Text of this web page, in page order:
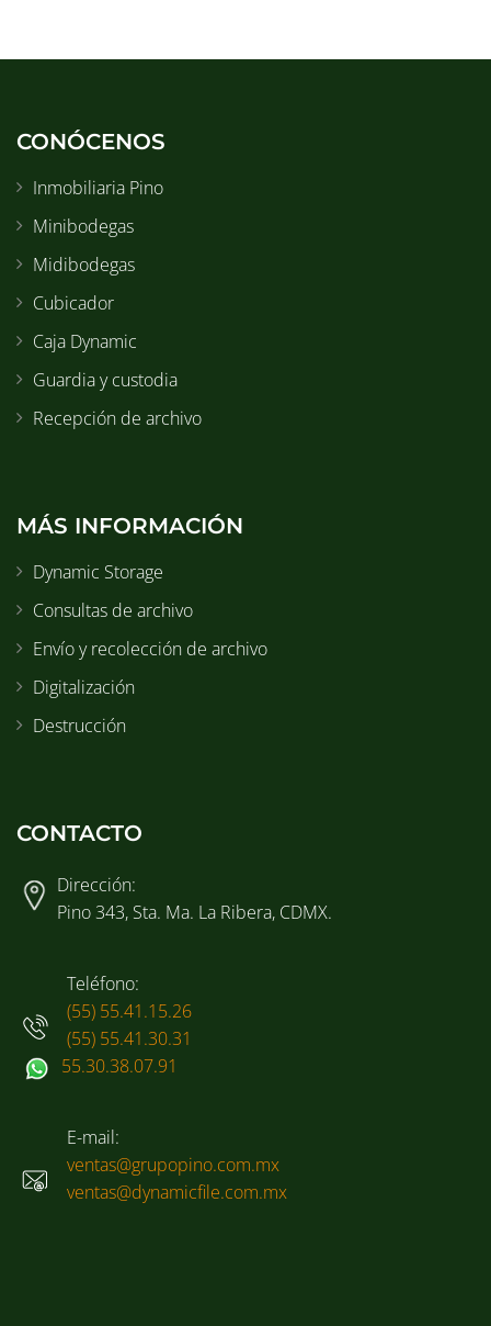
CONÓCENOS
Inmobiliaria Pino
Minibodegas
Midibodegas
Cubicador
Caja Dynamic
Guardia y custodia
Recepción de archivo
MÁS INFORMACIÓN
Dynamic Storage
Consultas de archivo
Envío y recolección de archivo
Digitalización
Destrucción
CONTACTO
Dirección:
Pino 343, Sta. Ma. La Ribera, CDMX.
Teléfono:
(55) 55.41.15.26
(55) 55.41.30.31
55.30.38.07.91
E-mail:
ventas@grupopino.com.mx
ventas@dynamicfile.com.mx